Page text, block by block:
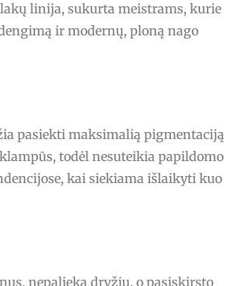
linija, sukurta meistrams, kurie
ir modernų, ploną nago
pasiekti maksimalią pigmentaciją
todėl nesuteikia papildomo
kai siekiama išlaikyti kuo
nepalieka dryžių, o pasiskirsto